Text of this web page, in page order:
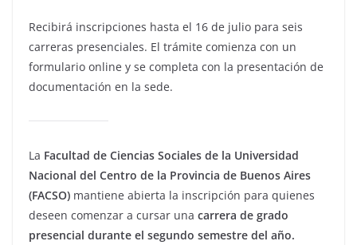
Recibirá inscripciones hasta el 16 de julio para seis
carreras presenciales. El trámite comienza con un
formulario online y se completa con la presentación de
documentación en la sede.
La Facultad de Ciencias Sociales de la Universidad
Nacional del Centro de la Provincia de Buenos Aires
(FACSO) mantiene abierta la inscripción para quienes
deseen comenzar a cursar una carrera de grado
presencial durante el segundo semestre del año.